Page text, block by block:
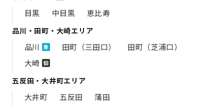
目黒 中目黒 恵比寿
品川・田町・大崎エリア
品川 専 田町（三田口）
田町（芝浦口）
大崎 個
五反田・大井町エリア
大井町 五反田 蒲田